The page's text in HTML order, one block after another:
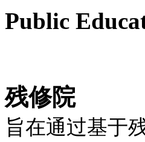
Public
残修院
旨在通过基于